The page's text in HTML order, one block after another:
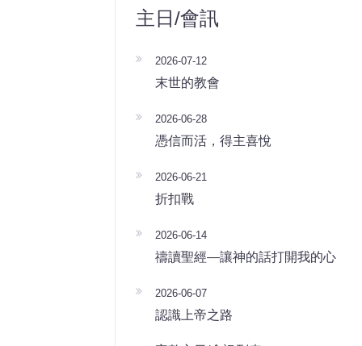
主日/會訊
2026-07-12
末世的教會
2026-06-28
憑信而活，得主喜悅
2026-06-21
折扣戰
2026-06-14
禱讀聖經—讓神的話打開我的心
2026-06-07
認識上帝之路